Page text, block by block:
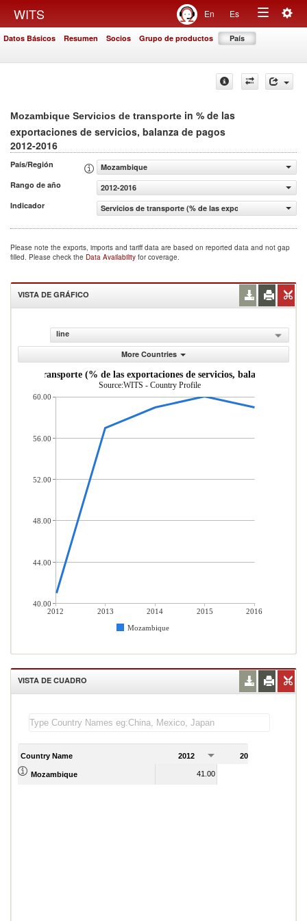
WITS En Es
Toggle
Datos Básicos Resumen Socios Grupo de productos País
Mozambique Servicios de transporte in % de las
exportaciones de servicios, balanza de pagos
2012-2016
País/Región
Mozambique
Rango de año
2012-2016
Indicador
Servicios de transporte (% de las exportaciones de
Please note the exports, imports and tariff data are based on reported data and not gap
filled. Please check the Data Availability for coverage.
VISTA DE GRÁFICO
line
More Countries
de transporte (% de las exportaciones de servicios, balanza de
Source:WITS - Country Profile
2012 2013 2014 2015
2016
Mozambique
60.00
56.00
52.00
48.00
44.00
40.00
VISTA DE CUADRO
Country Name 2012 2013
Mozambique 41.00